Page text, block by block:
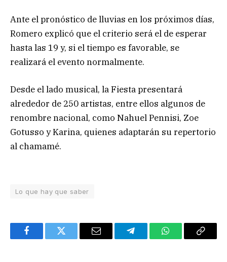
Ante el pronóstico de lluvias en los próximos días,
Romero explicó que el criterio será el de esperar
hasta las 19 y, si el tiempo es favorable, se
realizará el evento normalmente.
Desde el lado musical, la Fiesta presentará
alrededor de 250 artistas, entre ellos algunos de
renombre nacional, como Nahuel Pennisi, Zoe
Gotusso y Karina, quienes adaptarán su repertorio
al chamamé.
Lo que hay que saber
FacebookTwitter Email TelegramWhatsAppCopy